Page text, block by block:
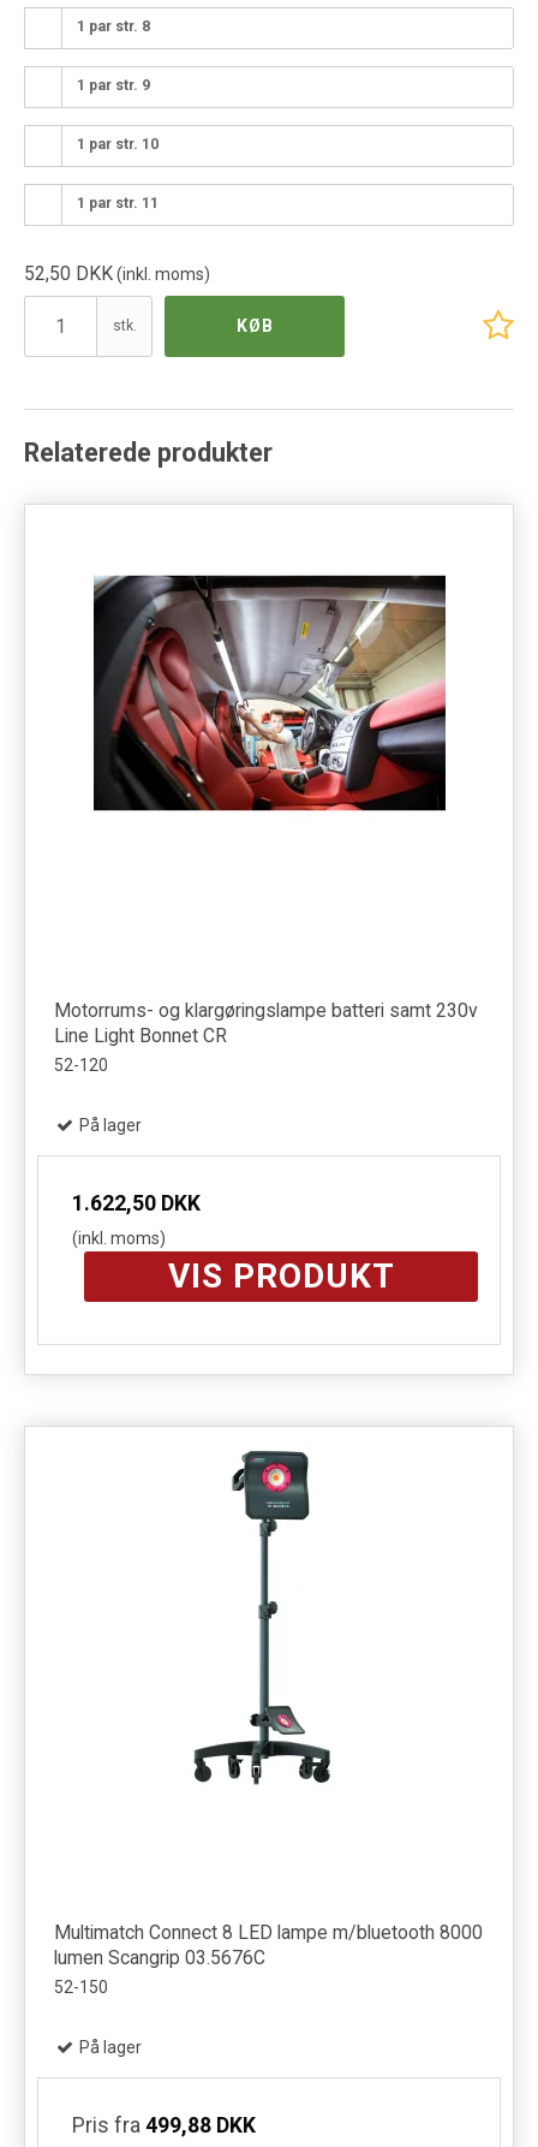
1 par str. 8
1 par str. 9
1 par str. 10
1 par str. 11
52,50 DKK(inkl. moms)
stk. KØB
Relaterede produkter
Motorrums- og klargøringslampe batteri samt 230v
Line Light Bonnet CR
52-120
På lager
1.622,50 DKK
(inkl. moms)
VIS PRODUKT
Multimatch Connect 8 LED lampe m/bluetooth 8000
lumen Scangrip 03.5676C
52-150
På lager
Pris fra 499,88 DKK